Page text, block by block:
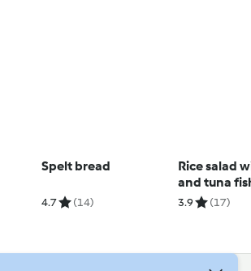
Spelt bread
4.7 (14)
Rice salad
and tuna
3.9 (17)